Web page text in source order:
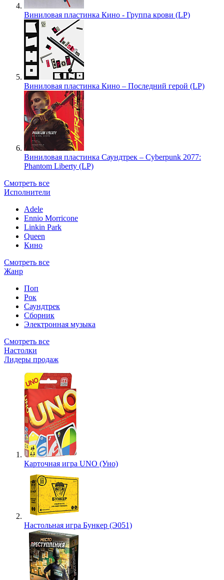
Виниловая пластинка Кино - Группа крови (LP)
Виниловая пластинка Кино – Последний герой (LP)
Виниловая пластинка Саундтрек – Cyberpunk 2077:
Phantom Liberty (LP)
Смотреть все
Исполнители
Adele
Ennio Morricone
Linkin Park
Queen
Кино
Смотреть все
Жанр
Поп
Рок
Саундтрек
Сборник
Электронная музыка
Смотреть все
Настолки
Лидеры продаж
Карточная игра UNO (Уно)
Настольная игра Бункер (Э051)